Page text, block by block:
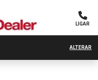
LIGAR
ALTERAR